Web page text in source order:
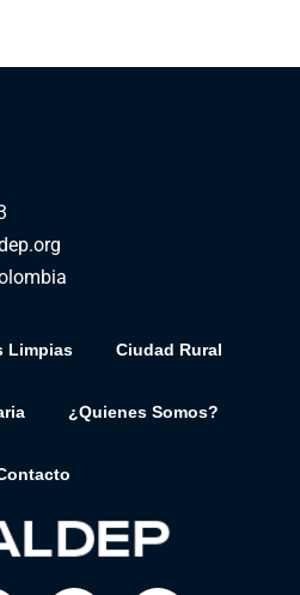
Limpias Ciudad Rural
¿Quienes Somos?